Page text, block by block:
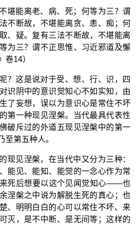
堪能离老、病、死；何等为三？谓
不断故，不堪能离贪、恚、痴；何
、疑。复有三法不断故，不堪能离
为三？谓不正思惟、习近邪道及懈
卷14）
？这是说对于受、想、行、识，四
识阴中的意识觉知心不如实知，由
了妄想，误以为意识心是常住不坏
第一种现见涅槃。当代最具代表性
破斥过的外道五现见涅槃中的第一
至第五种人。
现见涅槃，在当代中又分为三种：
能见、能知、能觉的一念心作为常
死后想要以这个见闻觉知心——也
涅槃之中说为解脱生死的真心；也
、明明白白的心可以常住不坏、来
灭，是不中断、是无间等；这样的